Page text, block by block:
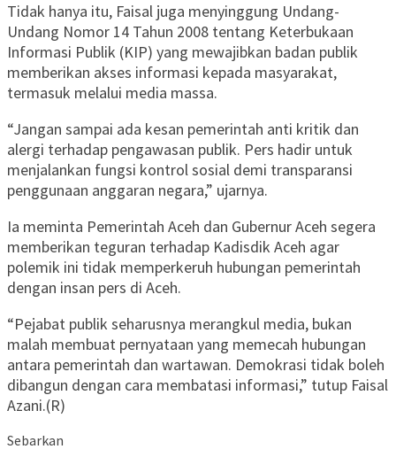
Tidak hanya itu, Faisal juga menyinggung Undang-
Undang Nomor 14 Tahun 2008 tentang Keterbukaan
Informasi Publik (KIP) yang mewajibkan badan publik
memberikan akses informasi kepada masyarakat,
termasuk melalui media massa.
“Jangan sampai ada kesan pemerintah anti kritik dan
alergi terhadap pengawasan publik. Pers hadir untuk
menjalankan fungsi kontrol sosial demi transparansi
penggunaan anggaran negara,” ujarnya.
Ia meminta Pemerintah Aceh dan Gubernur Aceh segera
memberikan teguran terhadap Kadisdik Aceh agar
polemik ini tidak memperkeruh hubungan pemerintah
dengan insan pers di Aceh.
“Pejabat publik seharusnya merangkul media, bukan
malah membuat pernyataan yang memecah hubungan
antara pemerintah dan wartawan. Demokrasi tidak boleh
dibangun dengan cara membatasi informasi,” tutup Faisal
Azani.(R)
Sebarkan